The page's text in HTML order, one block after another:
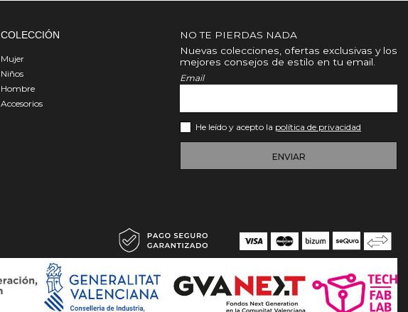
COLECCIÓN
Mujer
Niños
Hombre
Accesorios
NO TE PIERDAS NADA
Nuevas colecciones, ofertas exclusivas y los
mejores consejos de estilo en tu email.
Email
He leído y acepto la política de privacidad
ENVIAR